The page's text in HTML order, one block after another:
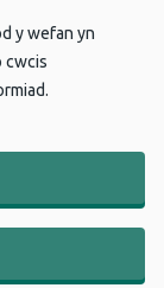
y wefan yn
cwcis